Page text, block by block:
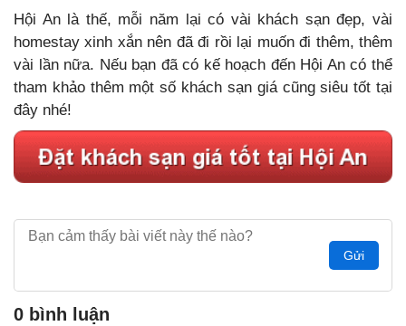
Hội An là thế, mỗi năm lại có vài khách sạn đẹp, vài
homestay xinh xắn nên đã đi rồi lại muốn đi thêm, thêm
vài lần nữa. Nếu bạn đã có kế hoạch đến Hội An có thể
tham khảo thêm một số khách sạn giá cũng siêu tốt tại
đây nhé!
Gửi
0 bình luận